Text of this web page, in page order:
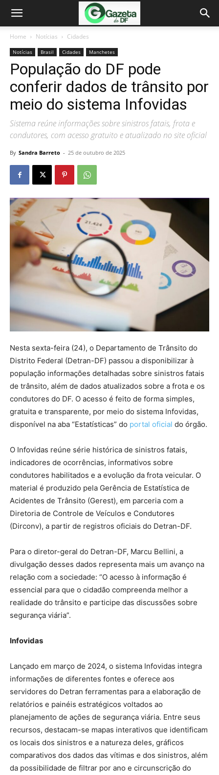
Home Notícias Cidades
Notícias Brasil Cidades Manchetes
População do DF pode
conferir dados de trânsito por
meio do sistema Infovidas
Sistema reúne informações sobre sinistros fatais, frota e
condutores, com acesso gratuito e atualizado no site oficial
By Sandra Barreto - 25 de outubro de 2025
Nesta sexta-feira (24), o Departamento de Trânsito do
Distrito Federal (Detran-DF) passou a disponibilizar à
população informações detalhadas sobre sinistros fatais
de trânsito, além de dados atualizados sobre a frota e os
condutores do DF. O acesso é feito de forma simples,
gratuita e transparente, por meio do sistema Infovidas,
disponível na aba “Estatísticas” do portal oficial do órgão.
O Infovidas reúne série histórica de sinistros fatais,
indicadores de ocorrências, informativos sobre
condutores habilitados e a evolução da frota veicular. O
material é produzido pela Gerência de Estatística de
Acidentes de Trânsito (Gerest), em parceria com a
Diretoria de Controle de Veículos e Condutores
(Dirconv), a partir de registros oficiais do Detran-DF.
Para o diretor-geral do Detran-DF, Marcu Bellini, a
divulgação desses dados representa mais um avanço na
relação com a sociedade: “O acesso à informação é
essencial para que o cidadão compreenda melhor a
realidade do trânsito e participe das discussões sobre
segurança viária”.
Infovidas
Lançado em março de 2024, o sistema Infovidas integra
informações de diferentes fontes e oferece aos
servidores do Detran ferramentas para a elaboração de
relatórios e painéis estratégicos voltados ao
planejamento de ações de segurança viária. Entre seus
recursos, destacam-se mapas interativos que identificam
os locais dos sinistros e a natureza deles, gráficos
comparativos dos dados das vítimas e dos sinistros, além
da possibilidade de filtrar por ano e circunscrição do